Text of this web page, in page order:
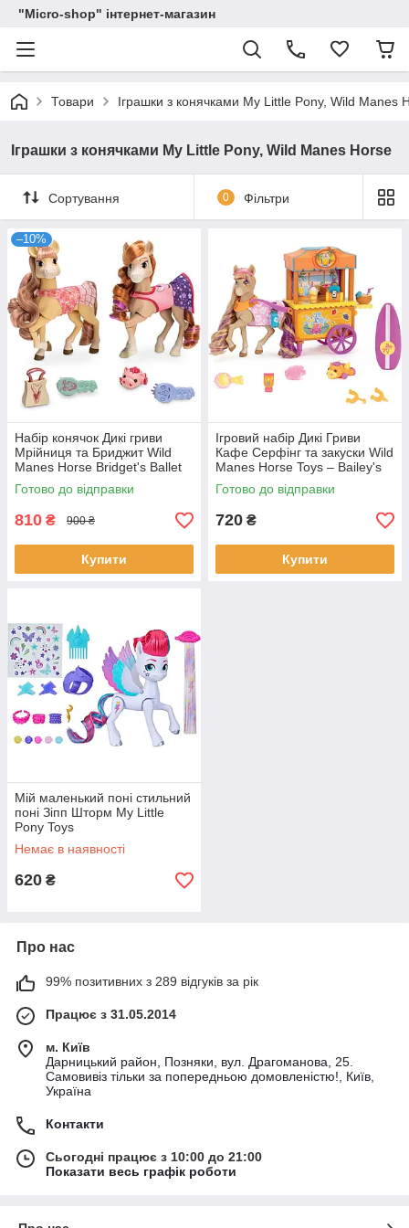
"Micro-shop" інтернет-магазин
Товари Іграшки з конячками My Little Pony, Wild Manes
Іграшки з конячками My Little Pony, Wild Manes Horse
Сортування 0 Фільтри
–10%
Набір конячок Дикі гриви
Мрійниця та Бриджит Wild
Manes Horse Bridget's Ballet
Horse & Dreamer
Готово до відправки
810 ₴ 900 ₴
Купити
Ігровий набір Дикі Гриви
Кафе Серфінг та закуски Wild
Manes Horse Toys – Bailey's
Surf & Snacks
Готово до відправки
720 ₴
Купити
Мій маленький поні стильний
поні Зіпп Шторм My Little
Pony Toys
Немає в наявності
620 ₴
Про нас
99% позитивних з 289 відгуків за рік
Працює з 31.05.2014
м. Київ
Дарницький район, Позняки, вул. Драгоманова, 25.
Самовивіз тільки за попередньою домовленістю!, Київ,
Україна
Контакти
Сьогодні працює з 10:00 до 21:00
Показати весь графік роботи